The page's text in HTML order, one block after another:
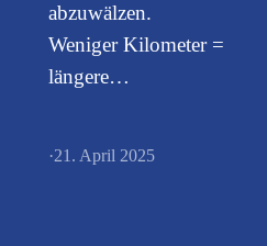
abzuwälzen.
Weniger Kilometer =
längere…
·21. April 2025